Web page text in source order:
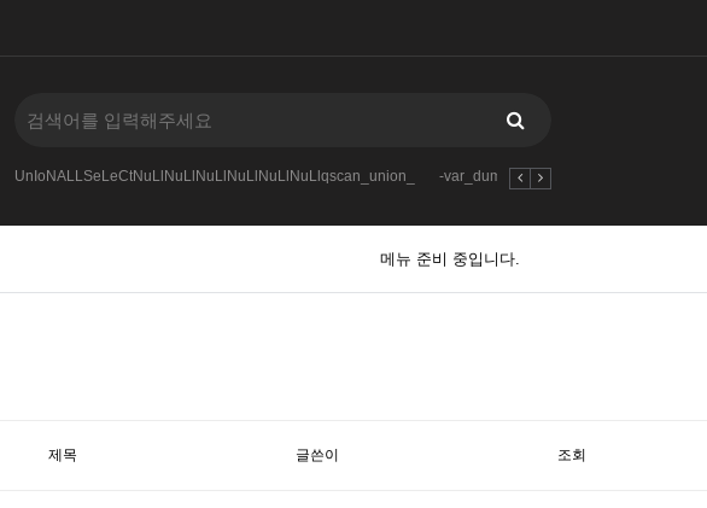
UnIoNALLSeLeCtNuLlNuLlNuLlNuLlNuLlNuLlqscan_union_ -var_dumpmd5904109419-123
메뉴 준비 중입니다.
제목 글쓴이 조회